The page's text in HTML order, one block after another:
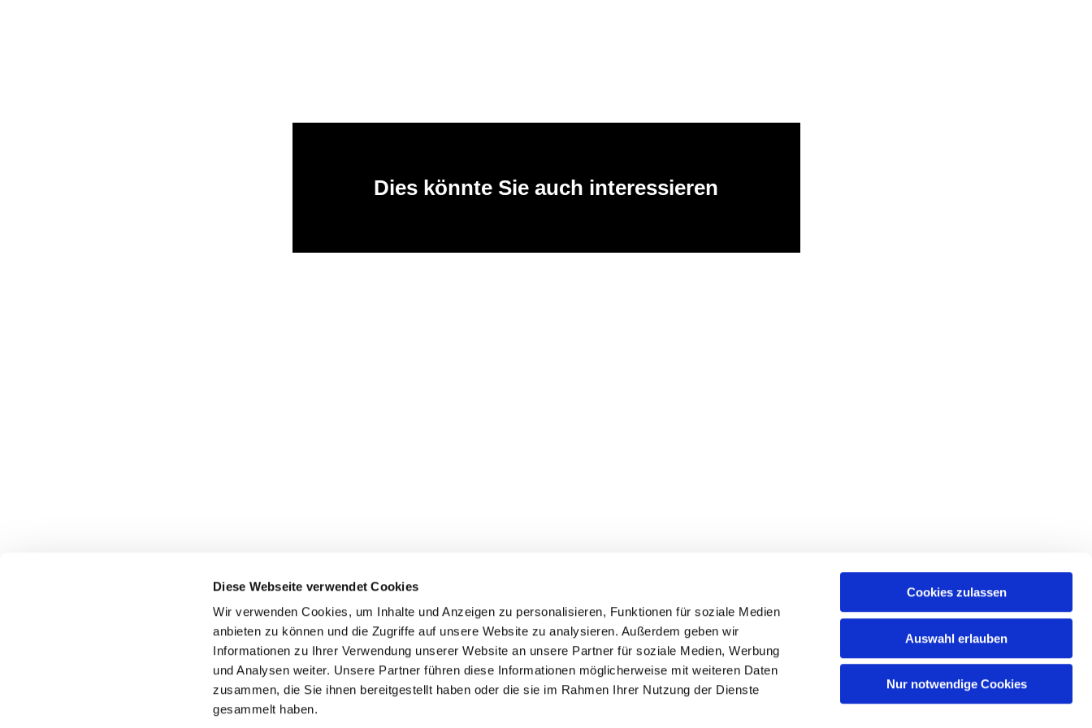
Diese Webseite verwendet Cookies
Wir verwenden Cookies, um Inhalte und Anzeigen zu personalisieren, Funktionen für soziale Medien
anbieten zu können und die Zugriffe auf unsere Website zu analysieren. Außerdem geben wir
Informationen zu Ihrer Verwendung unserer Website an unsere Partner für soziale Medien, Werbung
und Analysen weiter. Unsere Partner führen diese Informationen möglicherweise mit weiteren Daten
zusammen, die Sie ihnen bereitgestellt haben oder die sie im Rahmen Ihrer Nutzung der Dienste
gesammelt haben.
Cookies zulassen
Auswahl erlauben
Nur notwendige Cookies
Dies könnte Sie auch interessieren
Pfarrei St. Maria Magdalena Oderland-Spree